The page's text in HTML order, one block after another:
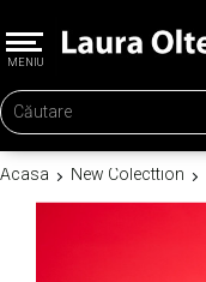
MENIU
Acasa New Colecttion